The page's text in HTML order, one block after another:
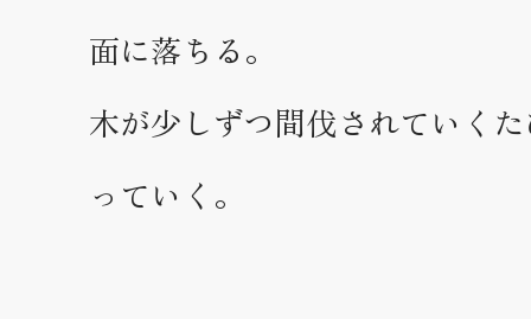
面に落ちる。
木が少しずつ間伐されていく
っていく。